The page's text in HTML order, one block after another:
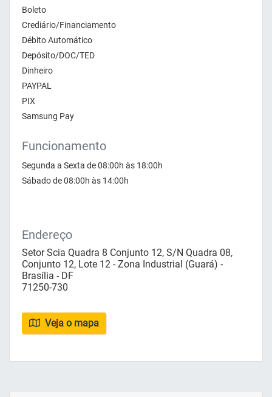
Boleto
Crediário/Financiamento
Débito Automático
Depósito/DOC/TED
Dinheiro
PAYPAL
PIX
Samsung Pay
Funcionamento
Segunda a Sexta de 08:00h às 18:00h
Sábado de 08:00h às 14:00h
Endereço
Setor Scia Quadra 8 Conjunto 12, S/N Quadra 08,
Conjunto 12, Lote 12 - Zona Industrial (Guará) -
Brasília - DF
71250-730
Veja o mapa